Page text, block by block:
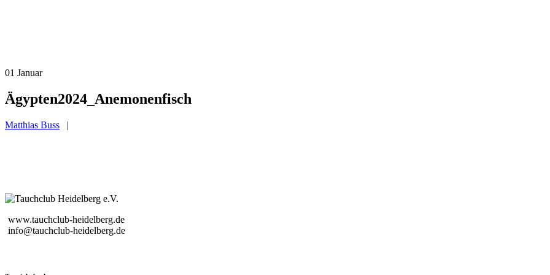
01 Januar
Ägypten2024_Anemonenfisch
Matthias Buss |
www.tauchclub-heidelberg.de
info@tauchclub-heidelberg.de